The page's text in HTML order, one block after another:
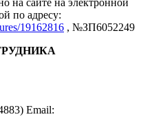
на сайте на электронной
по адресу:
19162816 , №ЗП6052249
Email: